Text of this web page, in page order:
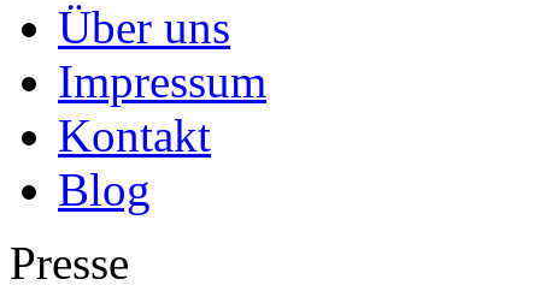
Über uns
Impressum
Kontakt
Blog
Presse